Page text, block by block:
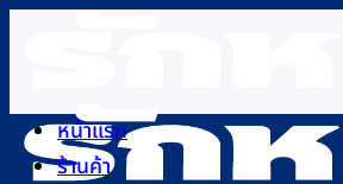
เนื้อหาหน้าแรก
ร้านค้า